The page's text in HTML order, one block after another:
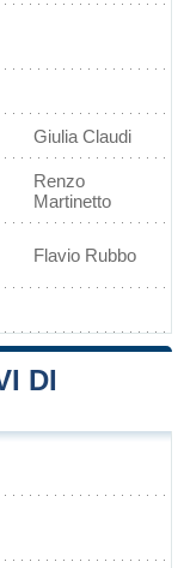
Giulia Claudi
Renzo
Martinetto
Flavio Rubbo
DI